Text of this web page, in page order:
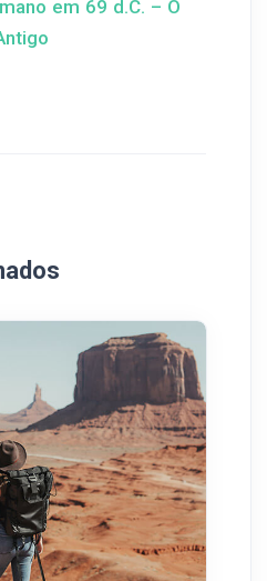
em 69 d.C. – O